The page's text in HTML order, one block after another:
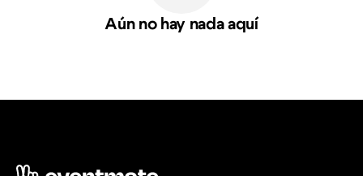
Aún no hay nada aquí